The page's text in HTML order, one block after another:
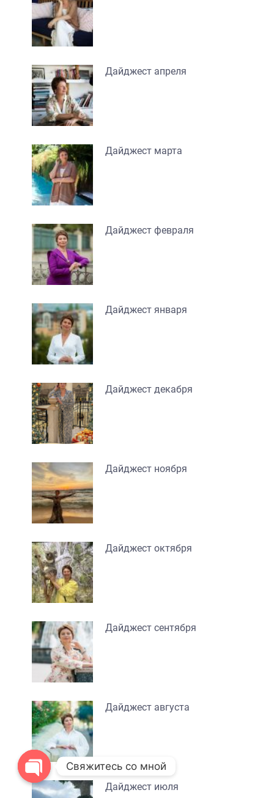
Дайджест апреля
Дайджест марта
Дайджест февраля
Дайджест января
Дайджест декабря
Дайджест ноября
Дайджест октября
Дайджест сентября
Дайджест августа
Дайджест июля
Свяжитесь со мной
O